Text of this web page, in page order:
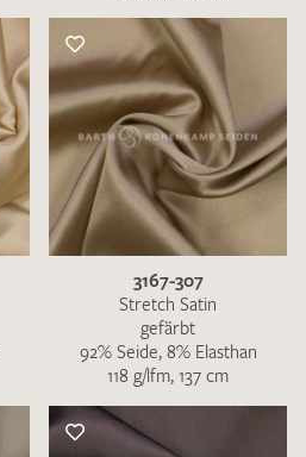
3167-307
Stretch Satin
gefärbt
92% Seide, 8% Elasthan
118 g/lfm, 137 cm